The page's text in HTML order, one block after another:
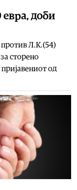
евра, доби
против Л.К.(54)
сторено
од